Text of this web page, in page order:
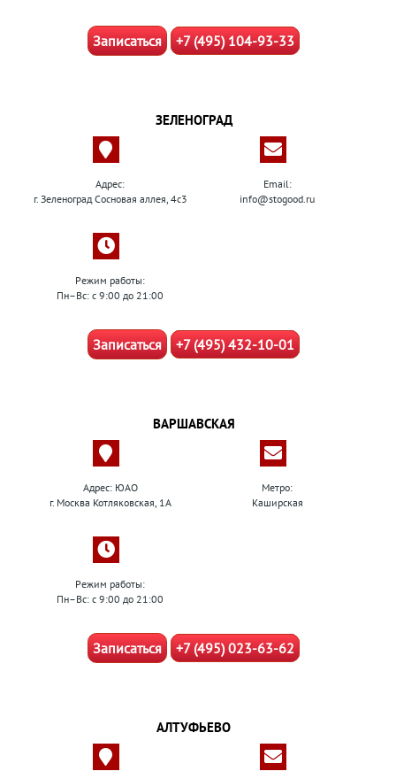
Записаться +7 (495) 104-93-33
ЗЕЛЕНОГРАД
Адрес:
г. Зеленоград Сосновая аллея, 4с3
Email:
info@stogood.ru
Режим работы:
Пн–Вс: с 9:00 до 21:00
Записаться +7 (495) 432-10-01
ВАРШАВСКАЯ
Адрес: ЮАО
г. Москва Котляковская, 1А
Метро:
Каширская
Режим работы:
Пн–Вс: с 9:00 до 21:00
Записаться +7 (495) 023-63-62
АЛТУФЬЕВО